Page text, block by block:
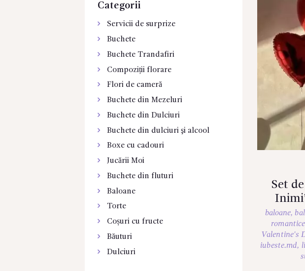
Set
baloane,
romantice
Valentine's
iubeste.md,
Categorii
Servicii de surprize
Buchete
Buchete Trandafiri
Compoziții florare
Flori de cameră
Buchete din Mezeluri
Buchete din Dulciuri
Buchete din dulciuri şi alcool
Boxe cu cadouri
Jucării Moi
Buchete din fluturi
Baloane
Torte
Coșuri cu fructe
Băuturi
Dulciuri